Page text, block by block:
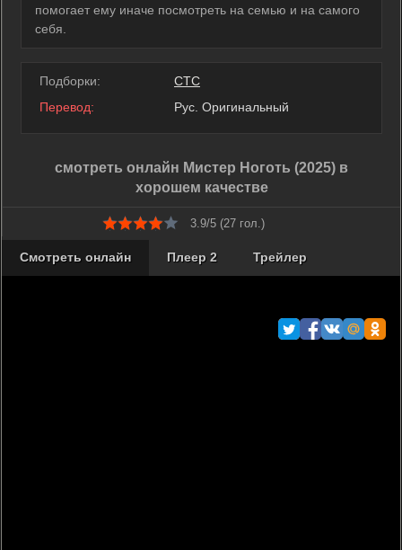
помогает ему иначе посмотреть на семью и на самого
себя.
Подборки:
СТС
Перевод:
Рус. Оригинальный
смотреть онлайн Мистер Ноготь (2025) в
хорошем качестве
3.9/5 (27 гол.)
Смотреть онлайн Плеер 2 Трейлер